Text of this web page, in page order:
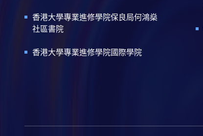
香港大學專業進修學院保良局何鴻燊
社區書院
香港大學專業進修學院國際學院